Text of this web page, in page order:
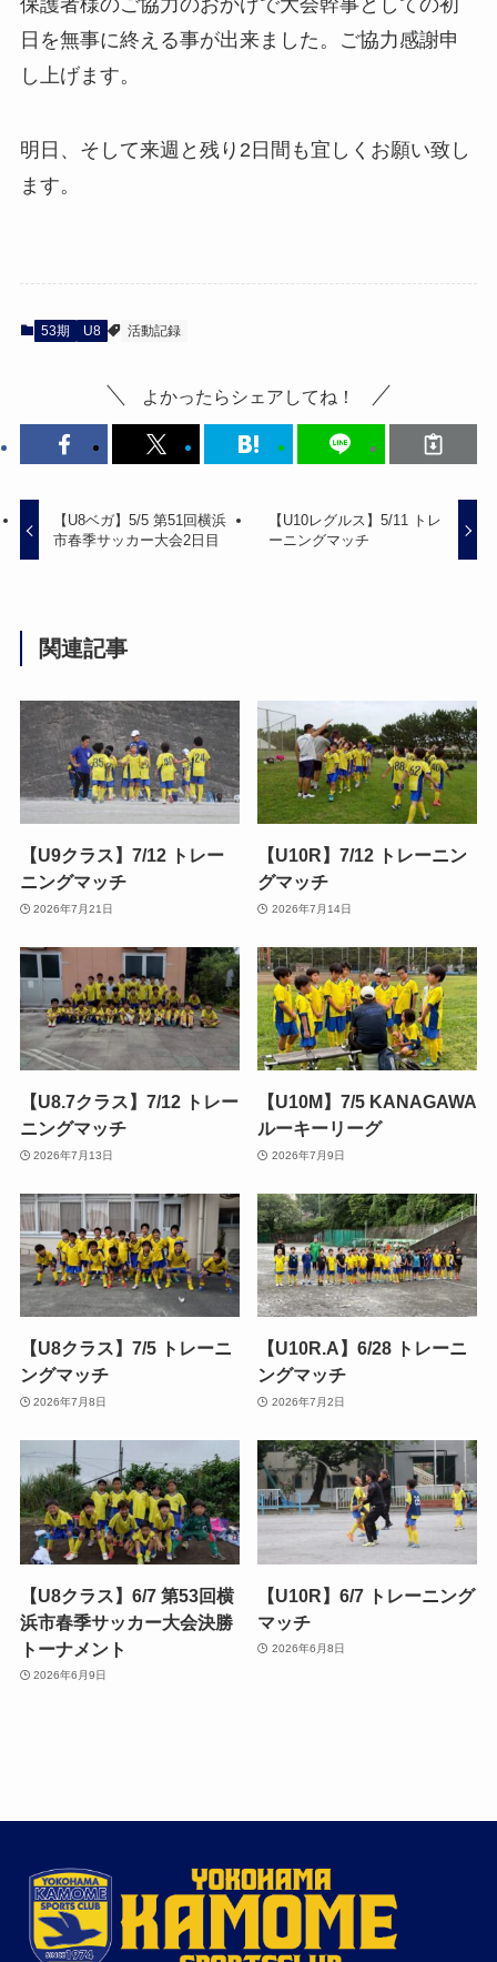
日を無事に終える事が出来ました。ご協力感謝申
し上げます。
明日、そして来週と残り2日間も宜しくお願い致し
ます。
53期 U8 活動記録
よかったらシェアしてね！
【U8ベガ】5/5 第51回横浜
市春季サッカー大会2日目
【U10レグルス】5/11 トレ
ーニングマッチ
関連記事
【U9クラス】7/12 トレー
ニングマッチ
2026年7月21日
【U10R】7/12 トレーニン
グマッチ
2026年7月14日
【U8.7クラス】7/12 トレー
ニングマッチ
2026年7月13日
【U10M】7/5 KANAGAWA
ルーキーリーグ
2026年7月9日
【U8クラス】7/5 トレーニ
ングマッチ
2026年7月8日
【U10R.A】6/28 トレーニ
ングマッチ
2026年7月2日
【U8クラス】6/7 第53回横
浜市春季サッカー大会決勝
トーナメント
2026年6月9日
【U10R】6/7 トレーニング
マッチ
2026年6月8日